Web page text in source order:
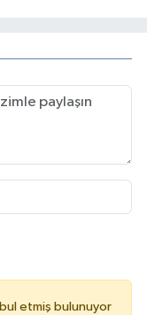
etmiş bulunuyor